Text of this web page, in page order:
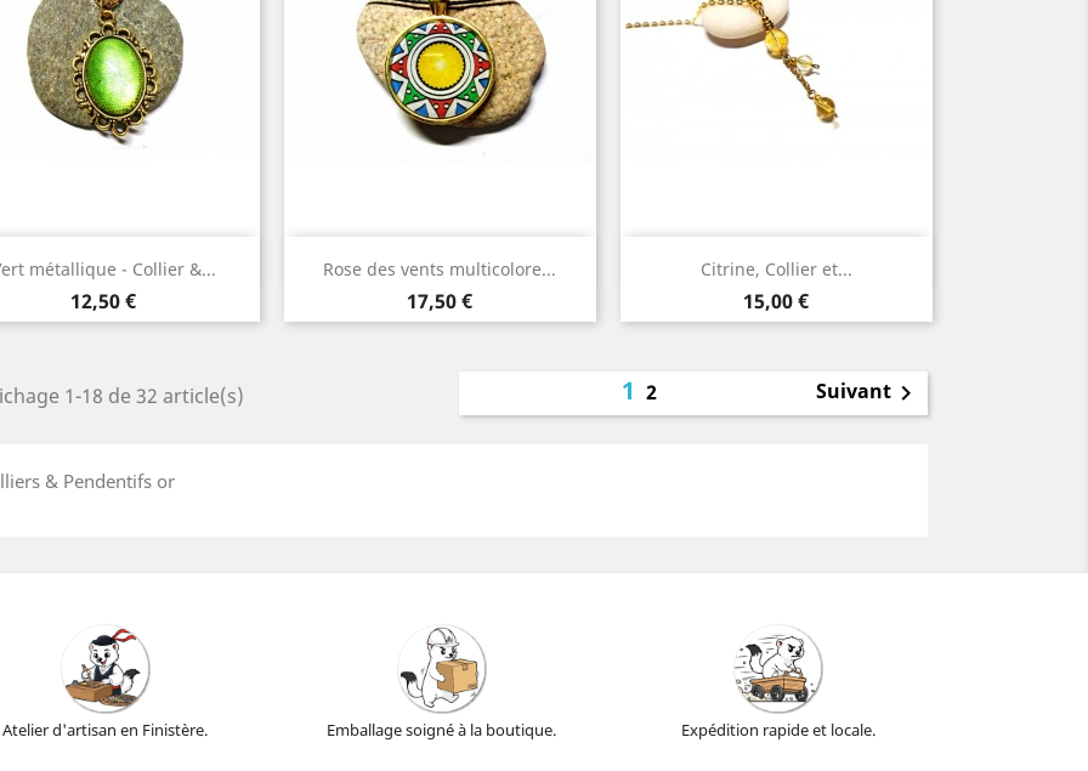
métallique - Collier &...
Prix
12,50 €
Aperçu rapide
Or
Rose des vents multicolore...
Prix
17,50 €
Aperçu rapide
Or
Citrine, Collier et...
Prix
15,00 €
Aperçu rapide
Or
1-18 de 32 article(s) 12 Suivant
& Pendentifs or
Atelier d'artisan en Finistère. Emballage soigné à la boutique. Expédition rapide et locale.